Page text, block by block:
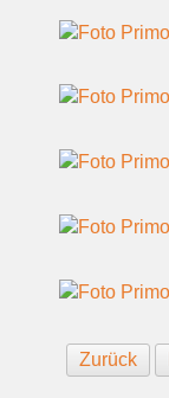
Zurück